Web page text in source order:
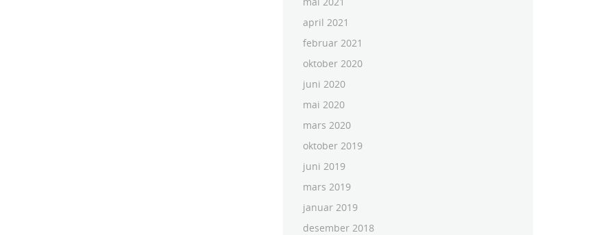
april 2021
februar 2021
oktober 2020
juni 2020
mai 2020
mars 2020
oktober 2019
juni 2019
mars 2019
januar 2019
desember 2018